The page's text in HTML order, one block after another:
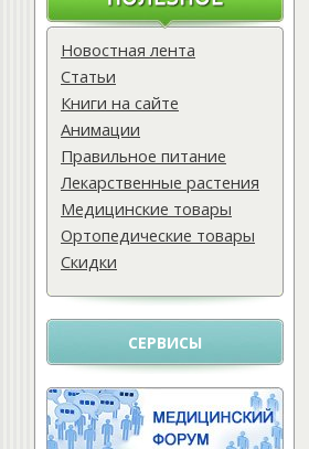
Новостная лента
Статьи
Книги на сайте
Анимации
Правильное питание
Лекарственные растения
Медицинские товары
Ортопедические товары
Скидки
СЕРВИСЫ